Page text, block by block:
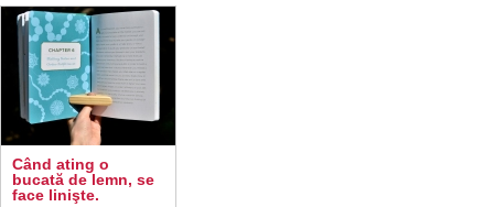
Când ating o
bucată de lemn, se
face linişte.